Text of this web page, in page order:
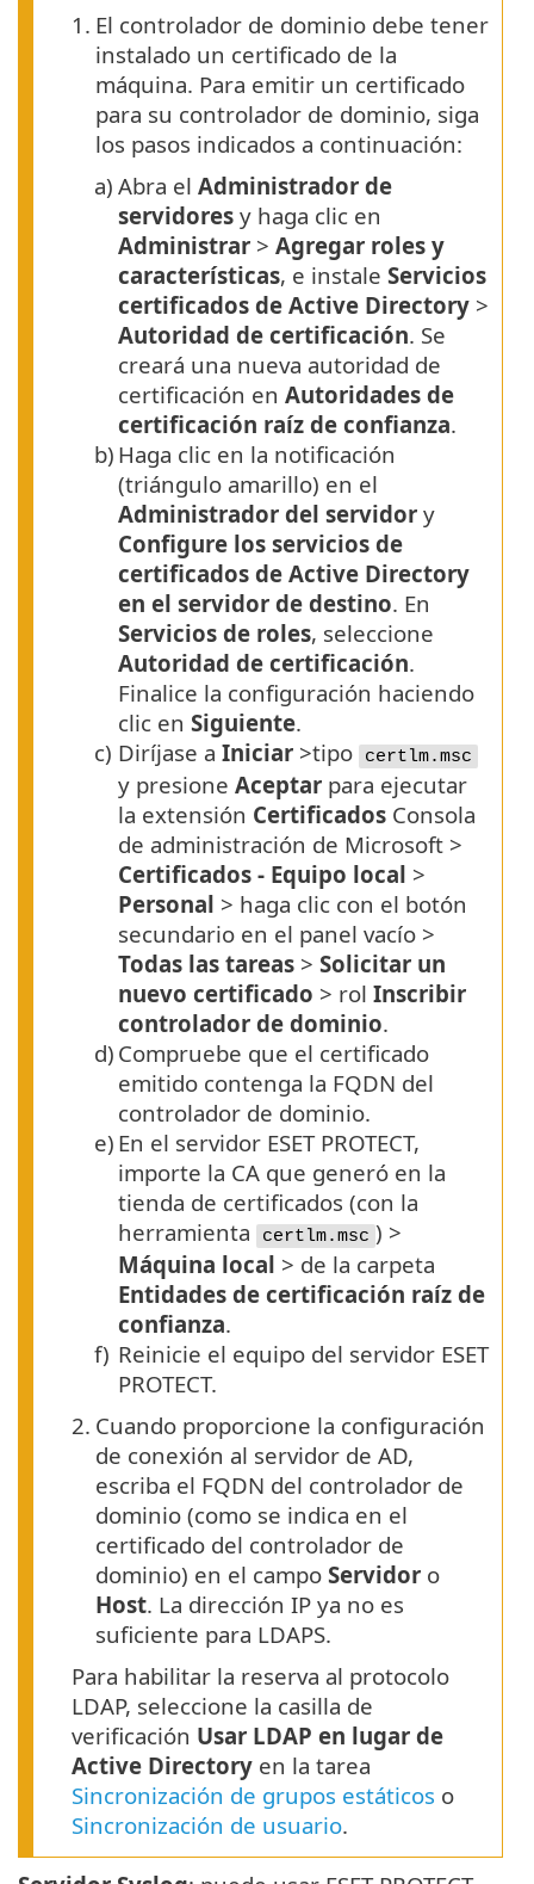
1. El controlador de dominio debe tener
instalado un certificado de la
máquina. Para emitir un certificado
para su controlador de dominio, siga
los pasos indicados a continuación:
a) Abra el Administrador de
servidores y haga clic en
Administrar > Agregar roles y
características, e instale Servicios
certificados de Active Directory >
Autoridad de certificación. Se
creará una nueva autoridad de
certificación en Autoridades de
certificación raíz de confianza.
b) Haga clic en la notificación
(triángulo amarillo) en el
Administrador del servidor y
Configure los servicios de
certificados de Active Directory
en el servidor de destino. En
Servicios de roles, seleccione
Autoridad de certificación.
Finalice la configuración haciendo
clic en Siguiente.
c) Diríjase a Iniciar >tipo certlm.msc
y presione Aceptar para ejecutar
la extensión Certificados Consola
de administración de Microsoft >
Certificados - Equipo local >
Personal > haga clic con el botón
secundario en el panel vacío >
Todas las tareas > Solicitar un
nuevo certificado > rol Inscribir
controlador de dominio.
d) Compruebe que el certificado
emitido contenga la FQDN del
controlador de dominio.
e) En el servidor ESET PROTECT,
importe la CA que generó en la
tienda de certificados (con la
herramienta
certlm.msc ) >
Máquina local > de la carpeta
Entidades de certificación raíz de
confianza.
f) Reinicie el equipo del servidor ESET
PROTECT.
2. Cuando proporcione la configuración
de conexión al servidor de AD,
escriba el FQDN del controlador de
dominio (como se indica en el
certificado del controlador de
dominio) en el campo Servidor o
Host. La dirección IP ya no es
suficiente para LDAPS.
Para habilitar la reserva al protocolo
LDAP, seleccione la casilla de
verificación Usar LDAP en lugar de
Active Directory en la tarea
Sincronización de grupos estáticos o
Sincronización de usuario.